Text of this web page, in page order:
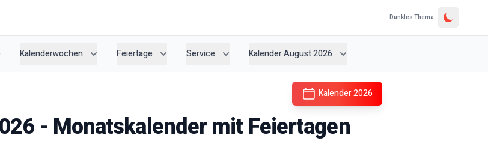
Dunkles Thema
Kalenderwochen Feiertage Service Kalender August 2026
Kalender2026
- Monatskalender mit Feiertagen